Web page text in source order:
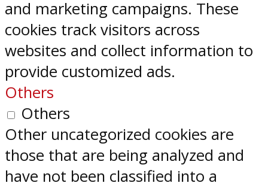
and marketing campaigns. These
cookies track visitors across
websites and collect information to
provide customized ads.
Others
Others
Other uncategorized cookies are
those that are being analyzed and
have not been classified into a